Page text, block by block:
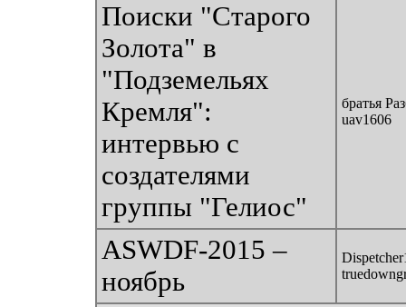
Поиски "Старого
Золота" в
"Подземельях
Кремля":
интервью с
создателями
группы "Гелиос"
братья
uav1606
ASWDF-2015 –
ноябрь